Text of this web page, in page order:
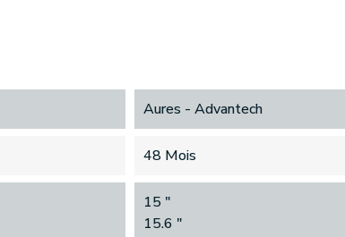
Aures - Advantech
48 Mois
15 "
15.6 "